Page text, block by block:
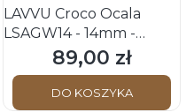
LAVVU Croco Ocala
LSAGW14 - 14mm -
BIAŁY - Skórzany pasek
do zegarka
Cena
89,00 zł
DO KOSZYKA